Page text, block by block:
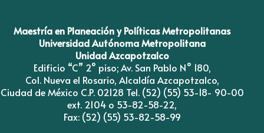
Maestría en Planeación y Políticas Metropolitanas
Universidad Autónoma Metropolitana
Unidad Azcapotzalco
Edificio “C” 2° piso; Av. San Pablo N° 180,
Col. Nueva el Rosario, Alcaldía Azcapotzalco,
Ciudad de México C.P. 02128 Tel. (52) (55) 53-18- 90-00
ext. 2104 o 53-82-58-22,
Fax: (52) (55) 53-82-58-99